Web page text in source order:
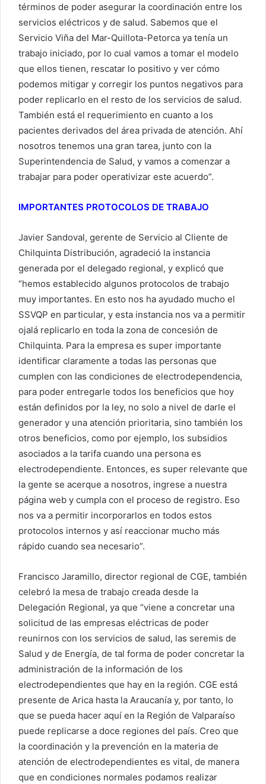
términos de poder asegurar la coordinación entre los
servicios eléctricos y de salud. Sabemos que el
Servicio Viña del Mar-Quillota-Petorca ya tenía un
trabajo iniciado, por lo cual vamos a tomar el modelo
que ellos tienen, rescatar lo positivo y ver cómo
podemos mitigar y corregir los puntos negativos para
poder replicarlo en el resto de los servicios de salud.
También está el requerimiento en cuanto a los
pacientes derivados del área privada de atención. Ahí
nosotros tenemos una gran tarea, junto con la
Superintendencia de Salud, y vamos a comenzar a
trabajar para poder operativizar este acuerdo”.
IMPORTANTES PROTOCOLOS DE TRABAJO
Javier Sandoval, gerente de Servicio al Cliente de
Chilquinta Distribución, agradeció la instancia
generada por el delegado regional, y explicó que
“hemos establecido algunos protocolos de trabajo
muy importantes. En esto nos ha ayudado mucho el
SSVQP en particular, y esta instancia nos va a permitir
ojalá replicarlo en toda la zona de concesión de
Chilquinta. Para la empresa es super importante
identificar claramente a todas las personas que
cumplen con las condiciones de electrodependencia,
para poder entregarle todos los beneficios que hoy
están definidos por la ley, no solo a nivel de darle el
generador y una atención prioritaria, sino también los
otros beneficios, como por ejemplo, los subsidios
asociados a la tarifa cuando una persona es
electrodependiente. Entonces, es super relevante que
la gente se acerque a nosotros, ingrese a nuestra
página web y cumpla con el proceso de registro. Eso
nos va a permitir incorporarlos en todos estos
protocolos internos y así reaccionar mucho más
rápido cuando sea necesario”.
Francisco Jaramillo, director regional de CGE, también
celebró la mesa de trabajo creada desde la
Delegación Regional, ya que “viene a concretar una
solicitud de las empresas eléctricas de poder
reunirnos con los servicios de salud, las seremis de
Salud y de Energía, de tal forma de poder concretar la
administración de la información de los
electrodependientes que hay en la región. CGE está
presente de Arica hasta la Araucanía y, por tanto, lo
que se pueda hacer aquí en la Región de Valparaíso
puede replicarse a doce regiones del país. Creo que
la coordinación y la prevención en la materia de
atención de electrodependientes es vital, de manera
que en condiciones normales podamos realizar